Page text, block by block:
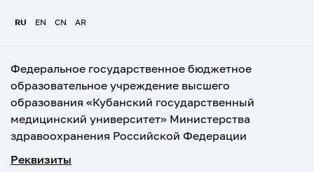
RU EN CN AR
Федеральное государственное бюджетное
образовательное учреждение высшего
образования «Кубанский государственный
медицинский университет» Министерства
здравоохранения Российской Федерации
Реквизиты